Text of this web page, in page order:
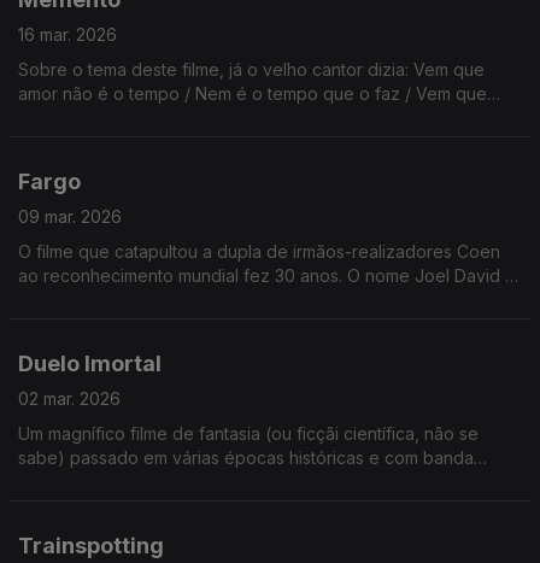
16 mar. 2026
Sobre o tema deste filme, já o velho cantor dizia: Vem que
amor não é o tempo / Nem é o tempo que o faz / Vem que
Fargo
09 mar. 2026
O filme que catapultou a dupla de irmãos-realizadores Coen
ao reconhecimento mundial fez 30 anos. O nome Joel David (o
Duelo Imortal
02 mar. 2026
Um magnífico filme de fantasia (ou ficçãi científica, não se
sabe) passado em várias épocas históricas e com banda
Trainspotting